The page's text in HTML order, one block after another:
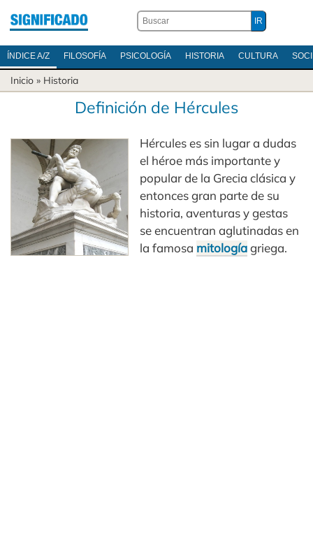
ÍNDICE A/Z FILOSOFÍA PSICOLOGÍA HISTORIA CULTURA
Inicio » Historia
Definición de Hércules
Hércules es sin lugar a dudas
el héroe más importante y
popular de la Grecia clásica y
entonces gran parte de su
historia, aventuras y gestas
se encuentran aglutinadas en
la famosa mitologíagriega.